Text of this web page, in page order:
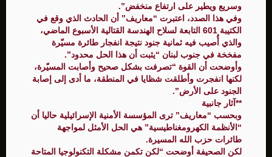
وسريع ويطير على ارتفاع منخفض”.
وفي هذا الصدد، اعتبرت “معاريف” أن الحادث الذي وقع في
الكتيبة 601 التابعة لسلاح الهندسة القتالية الأسبوع الماضي،
والذي أُصيب فيه ثمانية جنود نتيجة انفجار طائرة مسيّرة
مفخخة في جنوب لبنان “يثبت أن هذا الحل محدود”.
وأوضحت أن القوة “تصرفت بشكل صحيح وأصابت المسيّرة،
لكنها انفجرت وأطلقت شظايا في المنطقة، ما أدى إلى إصابة
الجنود على الأرض”.
**آثار جانبية
وبحسب “معاريف” ترى المؤسسة الأمنية الإسرائيلية حاليا أن
“الأنظمة الكهرومغناطيسية” هي الحل الأمثل لمواجهة
طائرات حزب الله المسيرة.
لكن الصحيفة أوضحت “لكن تكمن مشكلة التكنولوجيا المتاحة